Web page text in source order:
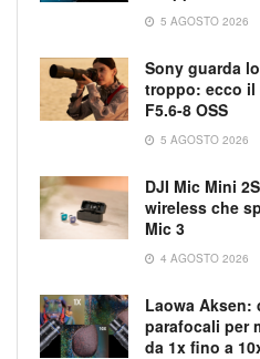
5 AGOSTO 2026
Sony guarda
troppo: ecco il
F5.6-8 OSS
5 AGOSTO 2026
DJI Mic Mini
wireless che
Mic 3
4 AGOSTO 2026
Laowa
parafocali per
da 1x fino a